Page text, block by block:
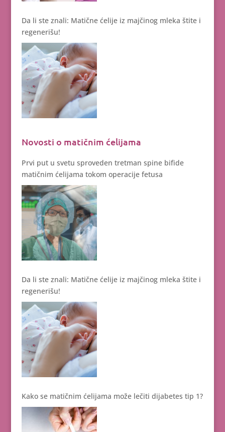
Da li ste znali: Matične ćelije iz majčinog mleka štite i
regenerišu!
Novosti o matičnim ćelijama
Prvi put u svetu sproveden tretman spine bifide
matičnim ćelijama tokom operacije fetusa
Da li ste znali: Matične ćelije iz majčinog mleka štite i
regenerišu!
Kako se matičnim ćelijama može lečiti dijabetes tip 1?